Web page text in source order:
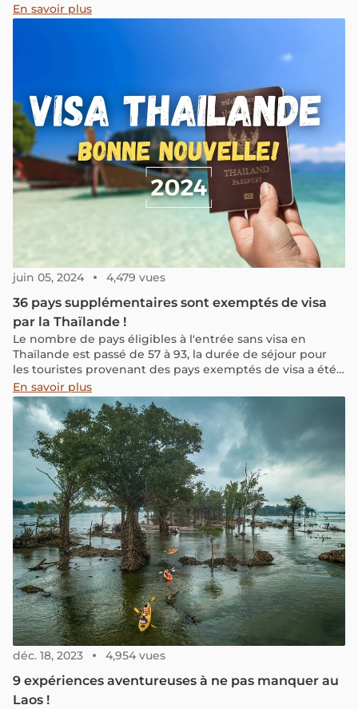
En savoir plus
juin 05, 2024 4,479 vues
36 pays supplémentaires sont exemptés de visa
par la Thaïlande !
Le nombre de pays éligibles à l'entrée sans visa en
Thaïlande est passé de 57 à 93, la durée de séjour pour
les touristes provenant des pays exemptés de visa a été
prolongée de 30 à 60 jours, et les citoyens de nombreux
autres pays sont désormais éligibles pour obtenir un visa
à l'arrivée...
En savoir plus
déc. 18, 2023 4,954 vues
9 expériences aventureuses à ne pas manquer au
Laos !